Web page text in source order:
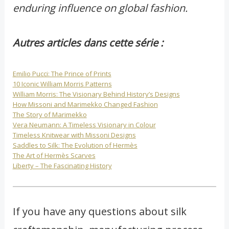
enduring influence on global fashion.
Autres articles dans cette série :
Emilio Pucci: The Prince of Prints
10 Iconic William Morris Patterns
William Morris: The Visionary Behind History’s Designs
How Missoni and Marimekko Changed Fashion
The Story of Marimekko
Vera Neumann: A Timeless Visionary in Colour
Timeless Knitwear with Missoni Designs
Saddles to Silk: The Evolution of Hermès
The Art of Hermès Scarves
Liberty – The Fascinating History
If you have any questions about silk